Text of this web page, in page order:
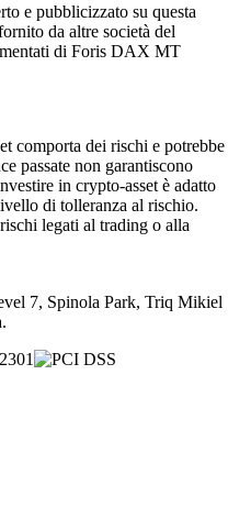
e pubblicizzato su questa
da altre società del
di Foris DAX MT
comporta dei rischi e potrebbe
passate non garantiscono
in crypto-asset è adatto
di tolleranza al rischio.
legati al trading o alla
7, Spinola Park, Triq Mikiel